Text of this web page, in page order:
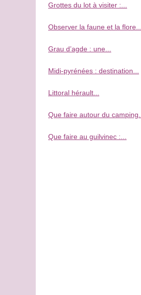
Grottes du lot à visiter :...
Observer la faune et la flore...
Grau d’agde : une...
Midi-pyrénées : destination...
Littoral hérault...
Que faire autour du camping...
Que faire au guilvinec :...